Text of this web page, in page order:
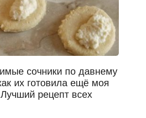
сочники по давнему
их готовила ещё моя
рецепт всех